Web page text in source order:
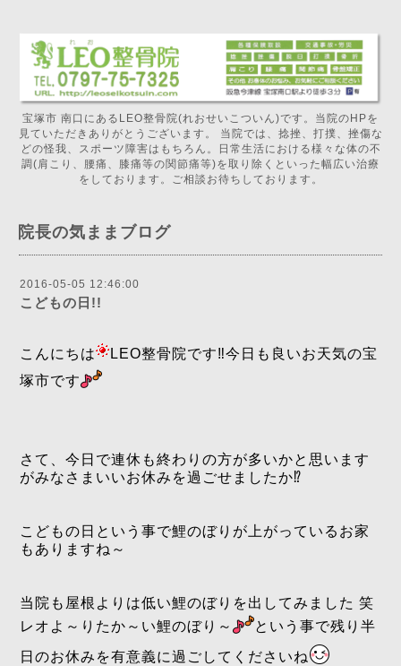
宝塚市 南口にあるLEO整骨院(れおせいこついん)です。当院のHPを
見ていただきありがとうございます。 当院では、捻挫、打撲、挫傷な
どの怪我、スポーツ障害はもちろん。日常生活における様々な体の不
調(肩こり、腰痛、膝痛等の関節痛等)を取り除くといった幅広い治療
をしております。ご相談お待ちしております。
院長の気ままブログ
2016-05-05 12:46:00
こどもの日!!
こんにちは
LEO整骨院です‼️今日も良いお天気の宝
塚市です
さて、今日で連休も終わりの方が多いかと思います
がみなさまいいお休みを過ごせましたか⁉️
こどもの日という事で鯉のぼりが上がっているお家
もありますね～
当院も屋根よりは低い鯉のぼりを出してみました 笑
レオよ～りたか～い鯉のぼり～
という事で残り半
日のお休みを有意義に過ごしてくださいね